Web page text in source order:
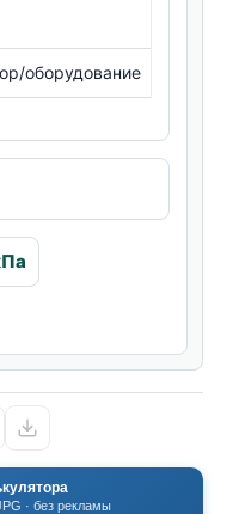
оборудование
· без рекламы